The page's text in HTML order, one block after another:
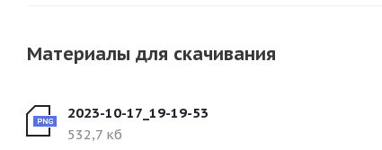
Материалы для скачивания
2023-10-17_19-19-53
532,7 кб